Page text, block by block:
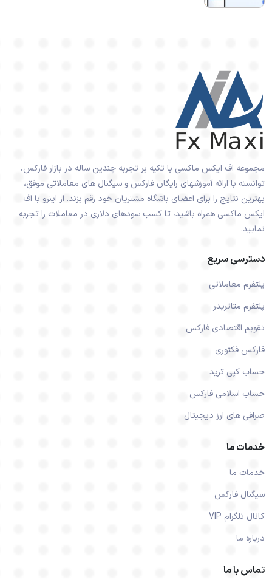
مجموعه اف ایکس ماکسی با تکیه بر تجربه چندین ساله در بازار فارکس،
توانسته با ارائه آموزشهای رایگان فارکس و سیگنال های معاملاتی موفق،
بهترین نتایج را برای اعضای باشگاه مشتریان خود رقم بزند. از اینرو با اف
ایکس ماکسی همراه باشید، تا کسب سودهای دلاری در معاملات را تجربه
نمایید.
دسترسی سریع
پلتفرم معاملاتی
پلتفرم متاتریدر
تقویم اقتصادی فارکس
فارکس فکتوری
حساب کپی ترید
حساب اسلامی فارکس
صرافی های ارز دیجیتال
خدمات ما
خدمات ما
سیگنال فارکس
کانال تلگرام VIP
درباره ما
تماس با ما